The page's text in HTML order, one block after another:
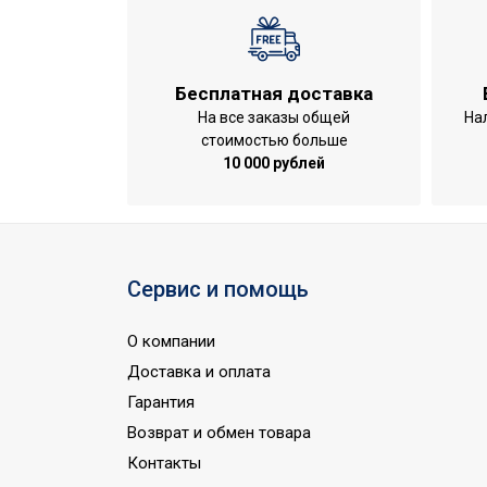
Глубина товара
Срок службы
УТП
Ширина товара
Макс. производительность
Точность установки
температуры
Автоматическое включение
при подаче воды
Вид управления
Бесплатная доставка
На все заказы общей
стоимостью больше
10 000 рублей
Сервис и помощь
О компании
Доставка и оплата
Гарантия
Возврат и обмен товара
Контакты